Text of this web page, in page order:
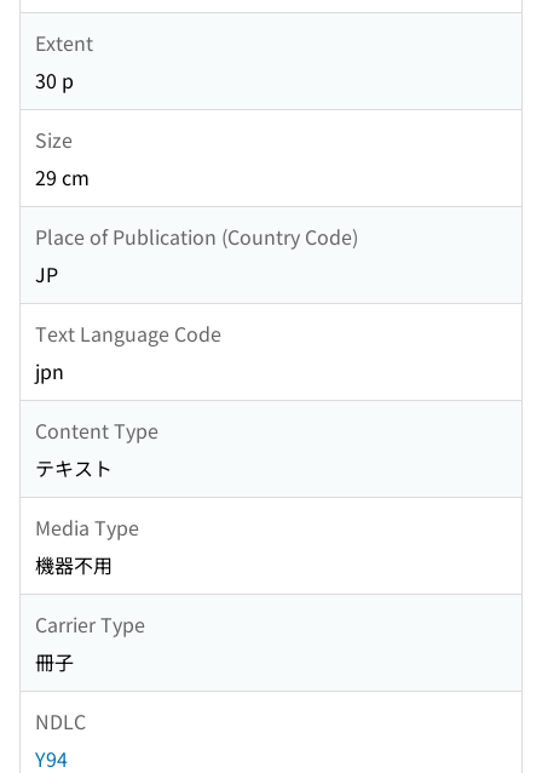
Extent
30 p
Size
29 cm
Place of Publication (Country Code)
JP
Text Language Code
jpn
Content Type
テキスト
Media Type
機器不用
Carrier Type
冊子
NDLC
Y94